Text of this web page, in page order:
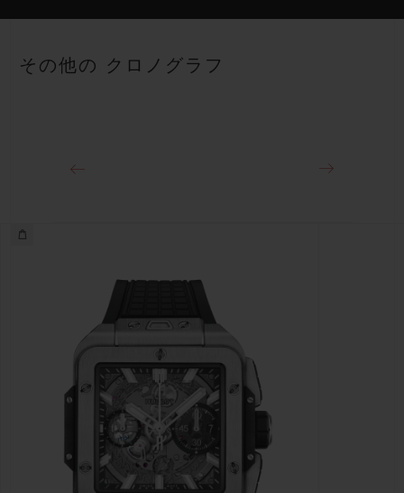
ストラップ
その他の クロノグラフ